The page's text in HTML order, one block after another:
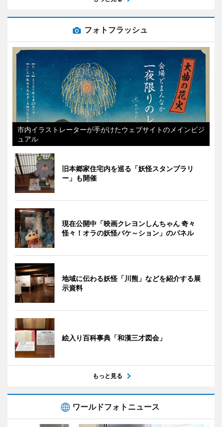
フォトフラッシュ
市内イラストレーターが手がけたウェブサイトのメインビジ
ュアル
旧本郷家住宅内を巡る「妖怪スタンプラリ
ー」も開催
現在公開中「映画クレヨンしんちゃん 奇々
怪々！オラの妖怪バケ～ション」のパネル
地域に伝わる妖怪「川熊」などを紹介する展
示資料
絵入り百科事典「和漢三才図会」
もっと見る
ワールドフォトニュース